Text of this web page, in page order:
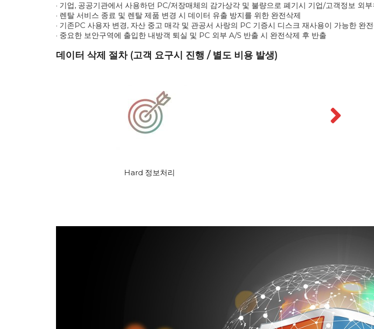
· 기업, 공공기관에서 사용하던 PC/저장매체의 감가상각 및 불량으로 폐기시 기업/고객정보 외
· 렌탈 서비스 종료 및 렌탈 제품 변경 시 데이터 유출 방지를 위한 완전삭제
· 기존PC 사용자 변경, 자산 중고 매각 및 관공서 사랑의 PC 기증시 디스크 재사용이 가능한 완
· 중요한 보안구역에 출입한 내방객 퇴실 및 PC 외부 A/S 반출 시 완전삭제 후 반출
데이터 삭제 절차 (고객 요구시 진행 / 별도 비용 발생)
Hard 정보처리